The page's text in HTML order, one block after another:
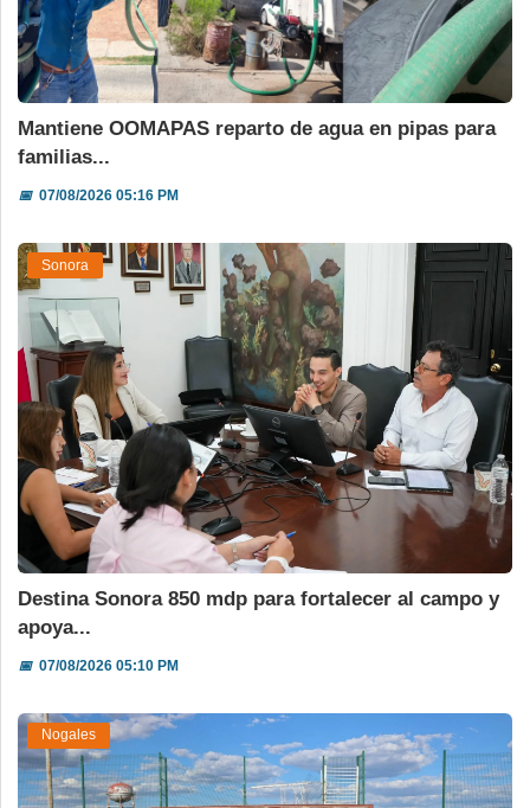
Mantiene OOMAPAS reparto de agua en pipas para
familias...
📅07/08/2026 05:16 PM
Sonora
Destina Sonora 850 mdp para fortalecer al campo y
apoya...
📅07/08/2026 05:10 PM
Nogales